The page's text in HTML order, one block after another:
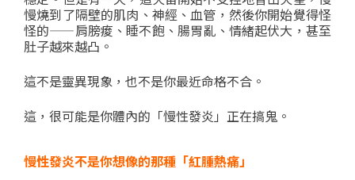
慢燒到了隔壁的肌肉、神經、血管，然後你開始覺得怪
怪的——肩膀痠、睡不飽、腸胃亂、情緒起伏大，甚至
肚子越來越凸。
這不是靈異現象，也不是你最近命格不合。
這，很可能是你體內的「慢性發炎」正在搞鬼。
慢性發炎不是你想像的那種「紅腫熱痛」